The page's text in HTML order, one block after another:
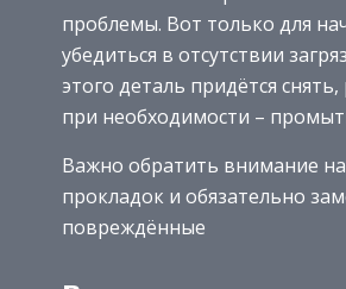
проблемы. Вот только для
убедиться в отсутствии
этого деталь придётся
при необходимости –
Важно обратить внимание
прокладок и обязательно
повреждённые